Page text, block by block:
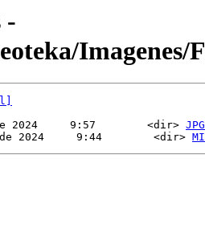
-
Imagenes/
2024     9:57        <dir> JPG
de 2024     9:44        <dir>